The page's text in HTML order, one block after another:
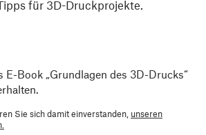
für 3D-Druckprojekte.
E-Book „Grundlagen des 3D-Drucks“
Sie sich damit einverstanden, unseren